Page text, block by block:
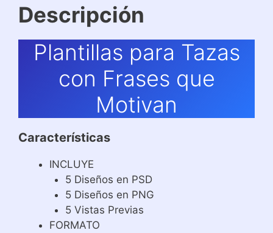
Descripción
Plantillas para Tazas
con Frases que
Motivan
Características
INCLUYE
5 Diseños en PSD
5 Diseños en PNG
5 Vistas Previas
FORMATO